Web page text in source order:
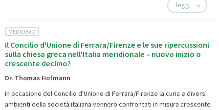
leggi
MEDIOEVO
Il Concilio d'Unione di Ferrara/Firenze e le sue ripercussioni
sulla chiesa greca nell'Italia meridionale – nuovo inizio o
crescente declino?
Dr. Thomas Hofmann
In occasione del Concilio d'Unione di Ferrara/Firenze la curia e diversi
ambienti della società italiana vennero confrontati in misura crescente